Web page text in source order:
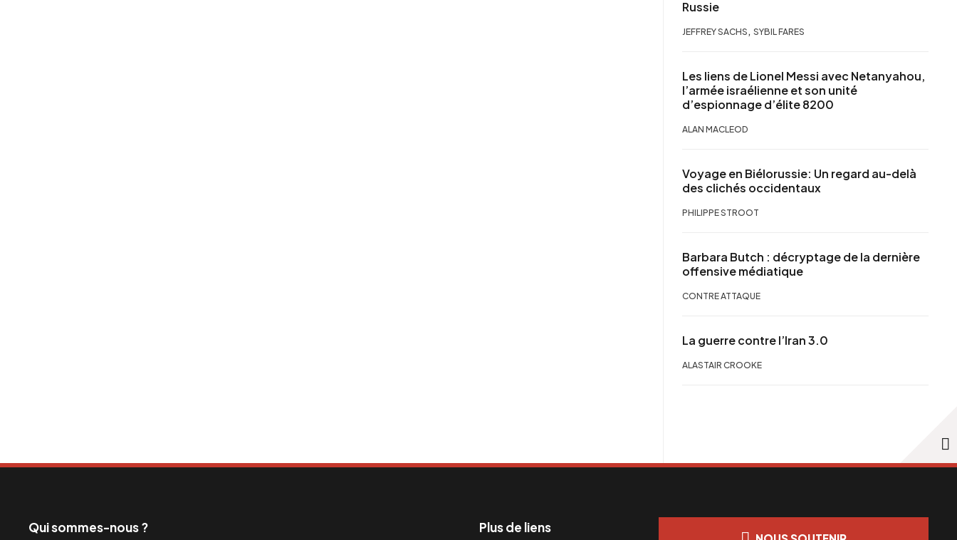
Russie
JEFFREY SACHS , SYBIL FARES
Les liens de Lionel Messi avec Netanyahou,
l’armée israélienne et son unité
d’espionnage d’élite 8200
ALAN MACLEOD
Voyage en Biélorussie: Un regard au-delà
des clichés occidentaux
PHILIPPE STROOT
Barbara Butch : décryptage de la dernière
offensive médiatique
CONTRE ATTAQUE
La guerre contre l’Iran 3.0
ALASTAIR CROOKE
Qui sommes-nous ? Plus de liens